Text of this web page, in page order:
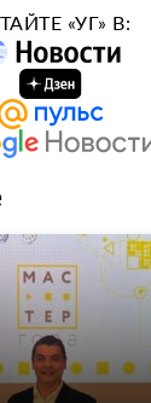
«УГ» В: